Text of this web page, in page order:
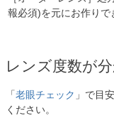
報必須)を元にお作りで
レンズ度数が
「老眼チェック 」で目
ください。